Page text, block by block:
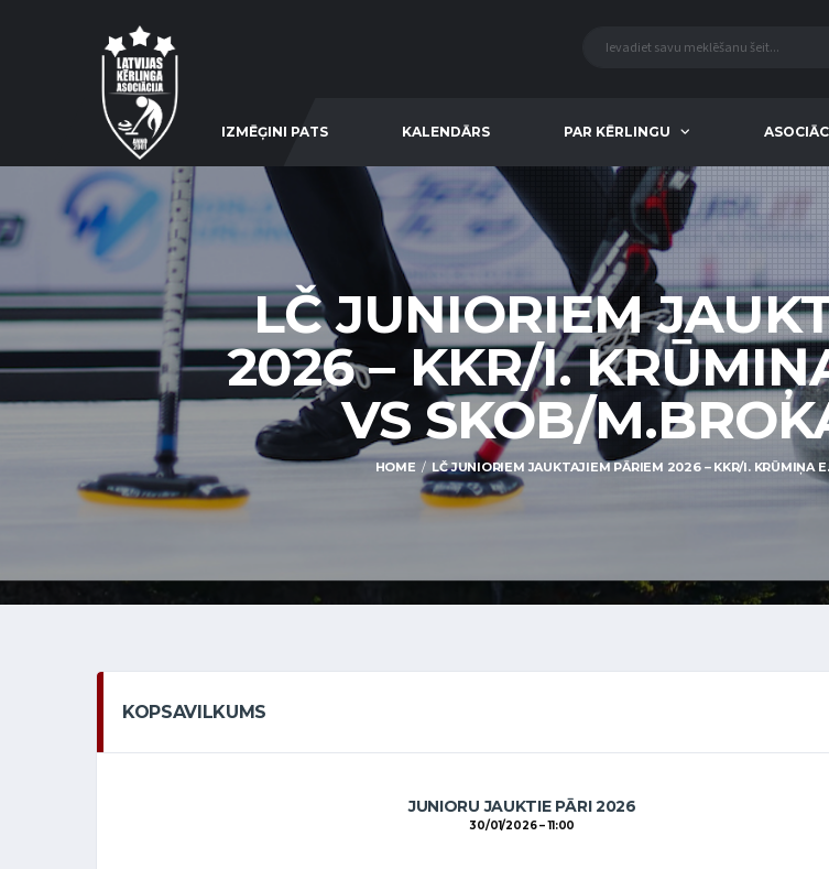
IZMĒĢINI PATS KALENDĀRS PAR KĒRLINGU
LČ JUNIORIEM
2026 – KKR/I.
VS SKOB/
HOME LČ JUNIORIEM JAUKTAJIEM PĀRIEM 2026 – KKR/I. KRŪMIŅA
KOPSAVILKUMS
JUNIORU JAUKTIE PĀRI 2026
30/01/2026 11:00